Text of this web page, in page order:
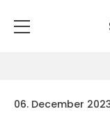
06. December